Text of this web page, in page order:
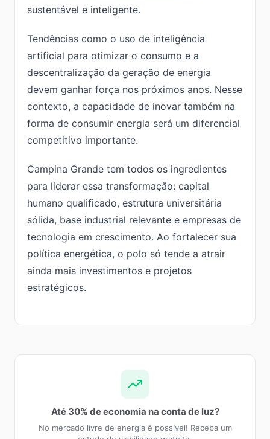
sustentável e inteligente.
Tendências como o uso de inteligência
artificial para otimizar o consumo e a
descentralização da geração de energia
devem ganhar força nos próximos anos. Nesse
contexto, a capacidade de inovar também na
forma de consumir energia será um diferencial
competitivo importante.
Campina Grande tem todos os ingredientes
para liderar essa transformação: capital
humano qualificado, estrutura universitária
sólida, base industrial relevante e empresas de
tecnologia em crescimento. Ao fortalecer sua
política energética, o polo só tende a atrair
ainda mais investimentos e projetos
estratégicos.
Até 30% de economia na conta de luz?
No mercado livre de energia é possível! Receba um